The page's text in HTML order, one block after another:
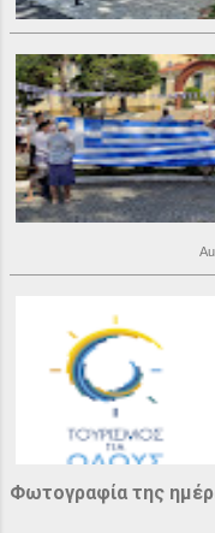
Φωτογραφία της